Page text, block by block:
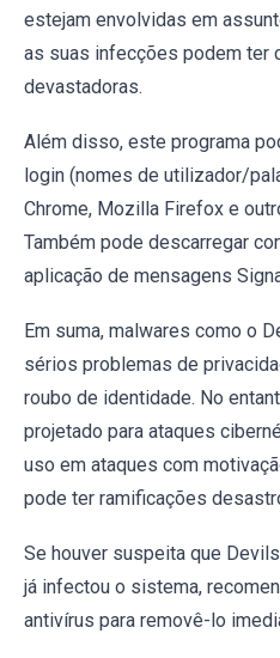
estejam envolvidas em
as suas infecções podem ter
devastadoras.
Além disso, este programa
login (nomes de utilizador/
Chrome, Mozilla Firefox e
Também pode descarregar
aplicação de mensagens
Em suma, malwares como o
sérios problemas de
roubo de identidade. No
projetado para ataques
uso em ataques com
pode ter ramificações
Se houver suspeita que
já infectou o sistema,
antivírus para removê-lo